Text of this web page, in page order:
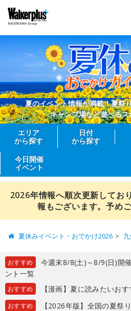
夏のイベント情報が満載！夏祭
キャンプ場など遊べる
エリア
から探す
日付
から探す
今日開催
イベント
2026年情報へ順次更新してお
報もございます。予め
夏休みイベント・おでかけ2026
おすすめ
今週末8/8(土)～8/9(日)開
ント一覧
おすすめ 【漫画】夏に読みたいお
おすすめ
【2026年版】全国の夏祭